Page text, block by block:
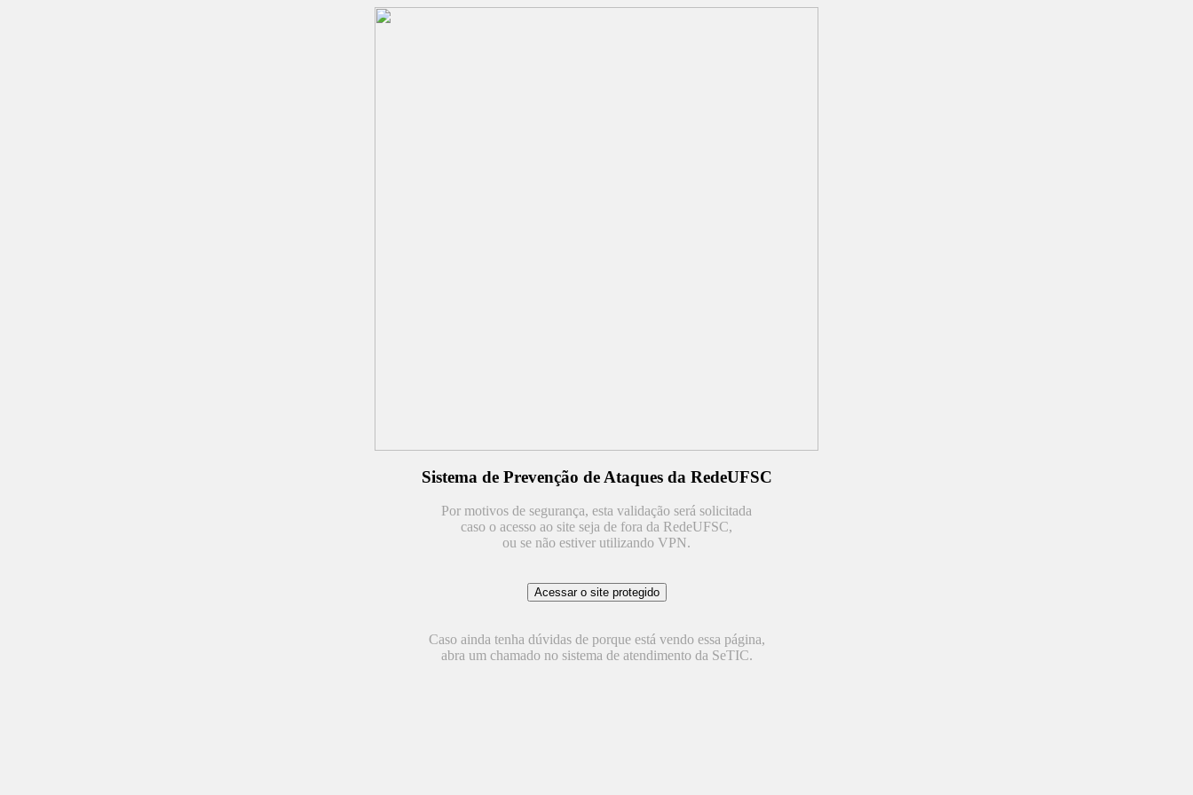
Sistema de Prevenção de Ataques da RedeUFSC
Por motivos de segurança, esta validação será solicitada
caso o acesso ao site seja de fora da RedeUFSC,
ou se não estiver utilizando VPN.
Caso ainda tenha dúvidas de porque está vendo essa página,
abra um chamado no sistema de atendimento da SeTIC.